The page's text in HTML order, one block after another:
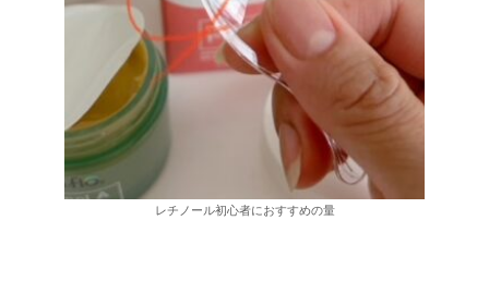
レチノール初心者におすすめの量